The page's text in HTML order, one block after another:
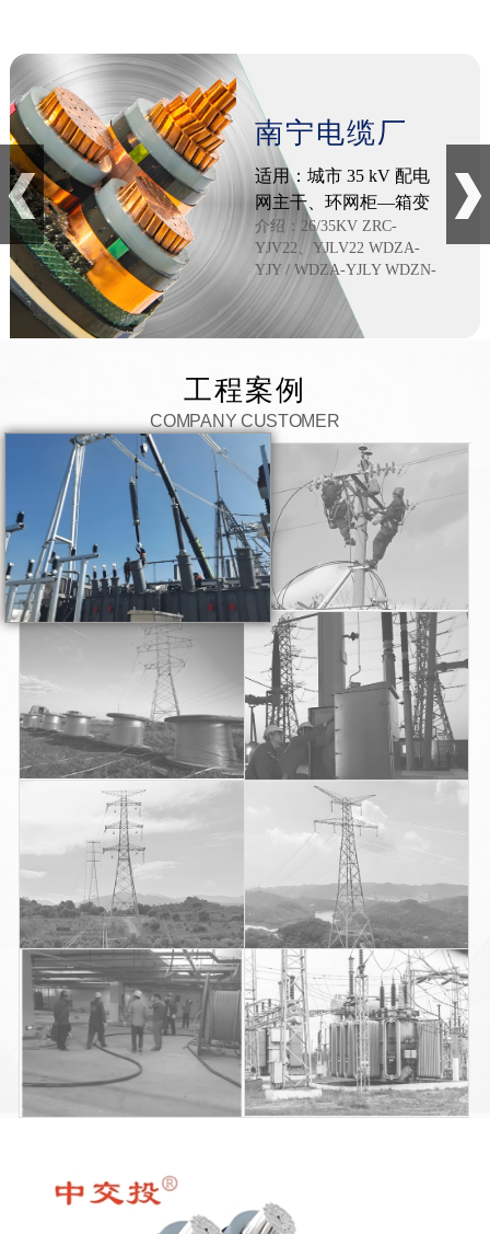
南宁电缆厂
适用：城市 35 kV 配电
网主干、环网柜—箱变
—用户变电站线路,风电/
光伏汇集站→升压站 35
kV 集电线路（铝芯
YJLV22 用量大)动力配
电,
介绍：26/35KV ZRC-
YJV22、YJLV22 WDZA-
YJY / WDZA-YJLY WDZN-
YJY / WDZN-YJLY (铜芯/铝
芯钢带铠装），单芯或三芯
结构，截面积范围
城市配网、新能源汇集.
工程案例
COMPANY CUSTOMER